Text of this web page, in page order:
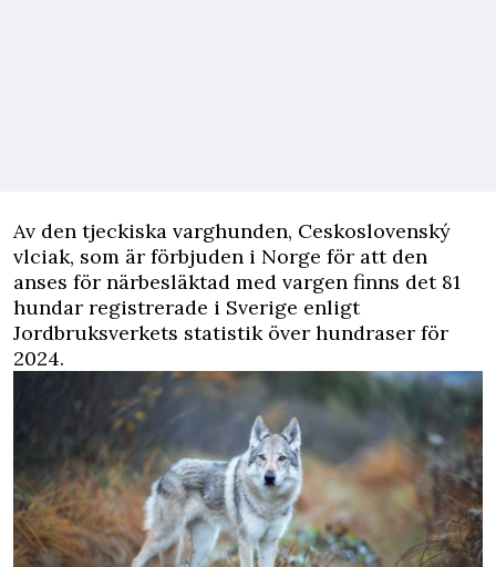
Av den tjeckiska varghunden, Ceskoslovenský
vlciak, som är förbjuden i Norge för att den
anses för närbesläktad med vargen finns det 81
hundar registrerade i Sverige enligt
Jordbruksverkets statistik över hundraser för
2024.